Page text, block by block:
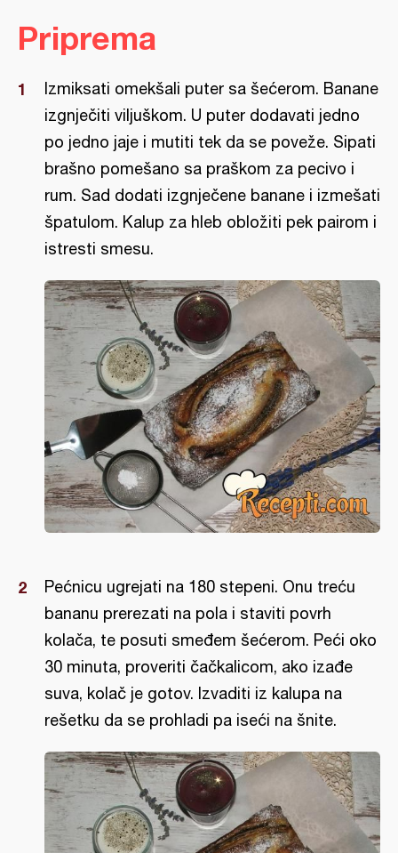
Priprema
Izmiksati omekšali puter sa šećerom. Banane
izgnječiti viljuškom. U puter dodavati jedno
po jedno jaje i mutiti tek da se poveže. Sipati
brašno pomešano sa praškom za pecivo i
rum. Sad dodati izgnječene banane i izmešati
špatulom. Kalup za hleb obložiti pek pairom i
istresti smesu.
Pećnicu ugrejati na 180 stepeni. Onu treću
bananu prerezati na pola i staviti povrh
kolača, te posuti smeđem šećerom. Peći oko
30 minuta, proveriti čačkalicom, ako izađe
suva, kolač je gotov. Izvaditi iz kalupa na
rešetku da se prohladi pa iseći na šnite.